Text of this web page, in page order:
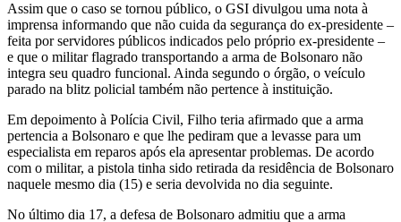
Assim que o caso se tornou público, o GSI divulgou uma nota à
imprensa informando que não cuida da segurança do ex-presidente –
feita por servidores públicos indicados pelo próprio ex-presidente –
e que o militar flagrado transportando a arma de Bolsonaro não
integra seu quadro funcional. Ainda segundo o órgão, o veículo
parado na blitz policial também não pertence à instituição.
Em depoimento à Polícia Civil, Filho teria afirmado que a arma
pertencia a Bolsonaro e que lhe pediram que a levasse para um
especialista em reparos após ela apresentar problemas. De acordo
com o militar, a pistola tinha sido retirada da residência de Bolsonaro
naquele mesmo dia (15) e seria devolvida no dia seguinte.
No último dia 17, a defesa de Bolsonaro admitiu que a arma